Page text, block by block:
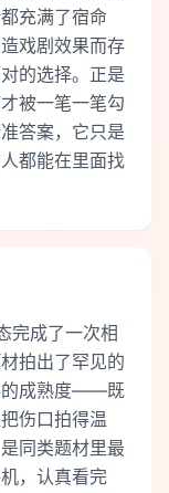
充满了宿命
戏剧效果而存
的选择。正是
被一笔一笔勾
答案，它只是
都能在里面找
完成了一次相
拍出了罕见的
的成熟度——既
伤口拍得温
同类题材里最
，认真看完